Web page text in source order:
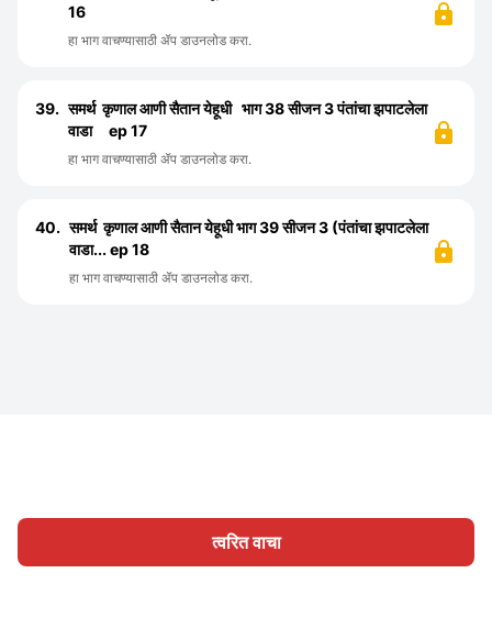
त्वरित वाचा
16
हा भाग वाचण्यासाठी ॲप डाउनलोड करा.
39. समर्थ कृणाल आणी सैतान येहूधी भाग 38 सीजन 3 पंतांचा झपाटलेला
वाडा ep 17
हा भाग वाचण्यासाठी ॲप डाउनलोड करा.
40. समर्थ कृणाल आणी सैतान येहूधी भाग 39 सीजन 3 (पंतांचा झपाटलेला
वाडा... ep 18
हा भाग वाचण्यासाठी ॲप डाउनलोड करा.
होम श्रेणी लिहा लेख साइन इन